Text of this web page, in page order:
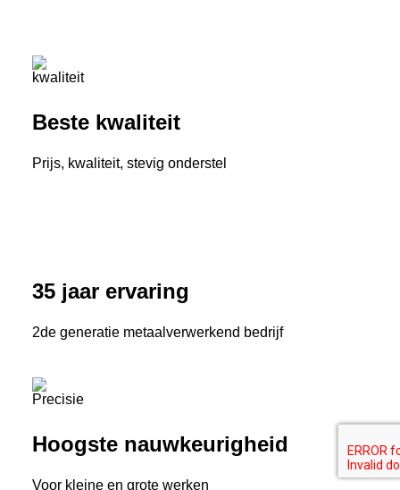
Beste kwaliteit
Prijs, kwaliteit, stevig onderstel
35 jaar ervaring
2de generatie metaalverwerkend bedrijf
Hoogste nauwkeurigheid
Voor kleine en grote werken